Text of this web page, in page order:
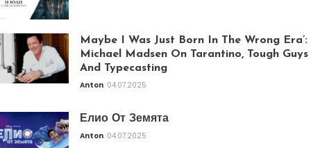
Maybe I Was Just Born In The Wrong Era’:
Michael Madsen On Tarantino, Tough Guys
And Typecasting
Anton 04.07.2025
Елио От Земята
Anton 04.07.2025